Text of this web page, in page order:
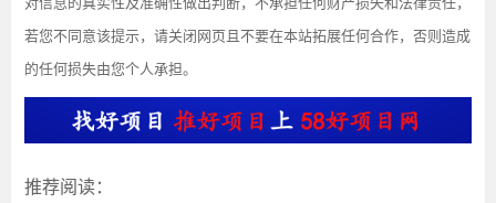
若您不同意该提示，请关闭网页且不要在本站拓展任何合作，否则造成
的任何损失由您个人承担。
推荐阅读：